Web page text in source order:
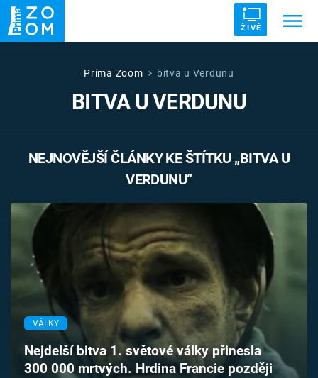
ŽIVĚ
ZRÁDCI UFO DRUHÁ SVĚTOVÁ VÁLKA
VETŘELCI DÁVNOVĚKU
Témata
Pořady
TV Program
Časopis
Sledujte prima+
Prima Zoom bitva u Verdunu
BITVA U VERDUNU
NEJNOVĚJŠÍ ČLÁNKY KE ŠTÍTKU „BITVA U
VERDUNU“
VÁLKY
Nejdelší bitva 1. světové války přinesla
300 000 mrtvých. Hrdina Francie později